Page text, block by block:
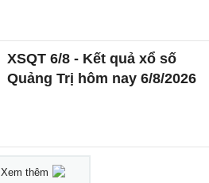
XSQT 6/8 - Kết quả xổ số
Quảng Trị hôm nay 6/8/2026
Xem thêm